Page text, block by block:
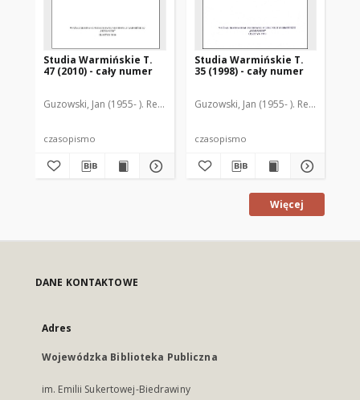
Studia Warmińskie T.
47 (2010) - cały numer
Guzowski, Jan (1955- ). Redaktor naczelny
czasopismo
Studia Warmińskie T.
35 (1998) - cały numer
Guzowski, Jan (1955- ). Redaktor
czasopismo
Więcej
DANE KONTAKTOWE
Adres
Wojewódzka Biblioteka Publiczna
im. Emilii Sukertowej-Biedrawiny